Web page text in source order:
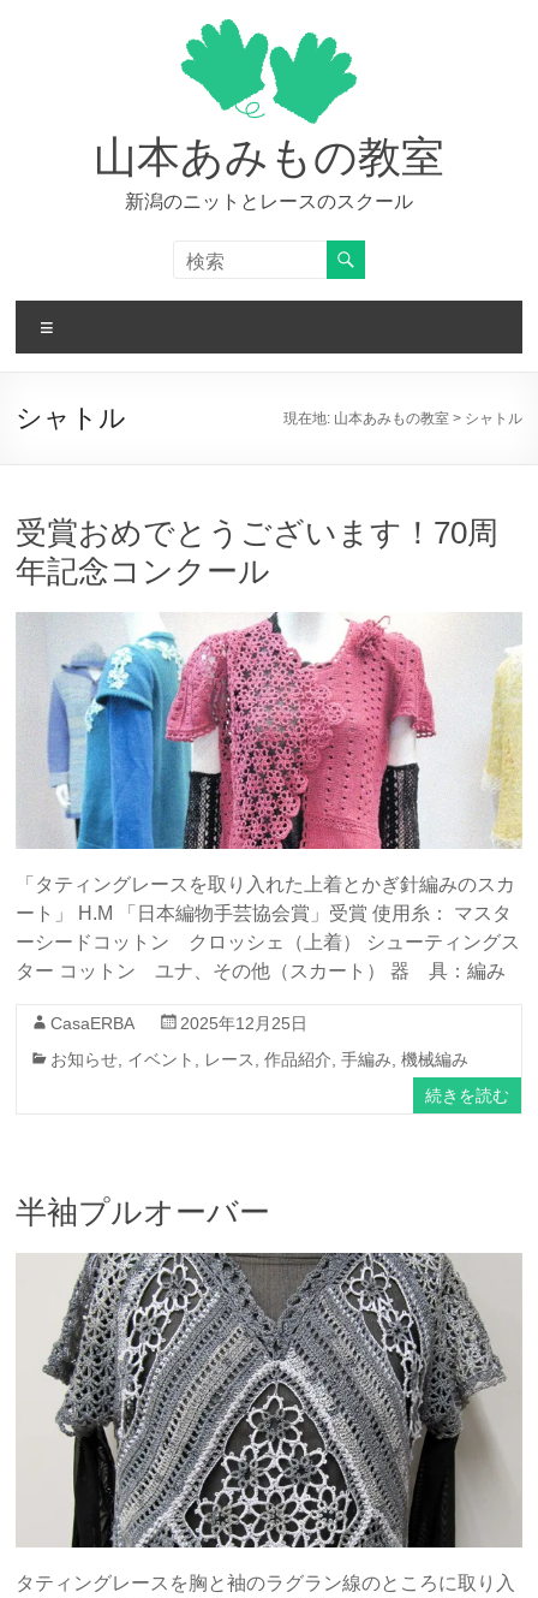
山本あみもの教室
新潟のニットとレースのスクール
ニ
ー
シャトル 現在地: 山本あみもの教室> シャトル
受賞おめでとうございます！70周
年記念コンクール
「タティングレースを取り入れた上着とかぎ針編みのスカ
ート」 H.M 「日本編物手芸協会賞」受賞 使用糸： マスタ
ーシードコットン クロッシェ（上着） シューティングス
ター コットン ユナ、その他（スカート） 器 具：編み
CasaERBA
2025年12月25日
お知らせ イベント レース ,作品紹介 ,手編み ,機械編み
続きを読む
半袖プルオーバー
タティングレースを胸と袖のラグラン線のところに取り入